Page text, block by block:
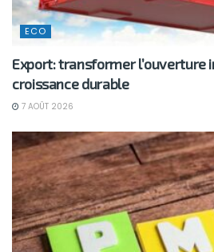
ECO
Export: transformer l’ouverture
croissance durable
7 AOÛT 2026